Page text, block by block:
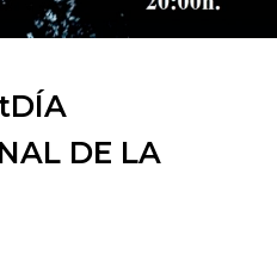
DÍA
DE LA